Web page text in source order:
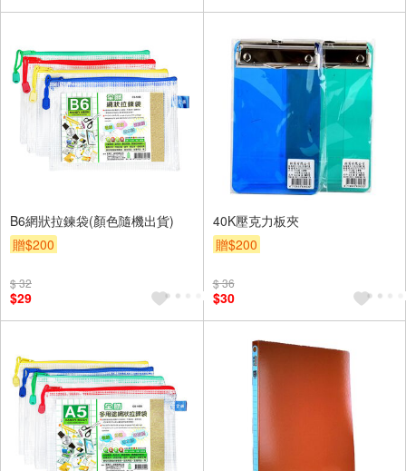
B6網狀拉鍊袋(顏色隨機出貨)
贈$200
$ 32
$29
40K壓克力板夾
贈$200
$ 36
$30